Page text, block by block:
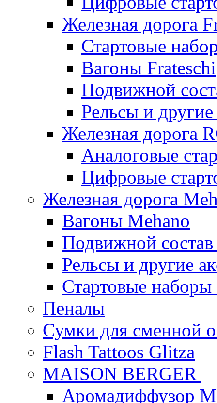
Железная дорога
Стартовые
Вагоны Frateschi
Подвижной
Рельсы и
Железная дорога
Аналоговые
Цифровые
Железная дорога
Вагоны Mehano
Подвижной
Рельсы и другие
Стартовые
Пеналы
Сумки для сменной
Flash Tattoos Glitza
MAISON BERGER
Аромадиффузор